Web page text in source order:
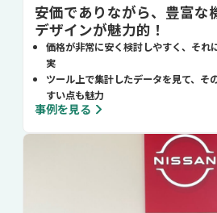
安価でありながら、豊富な
デザインが魅力的！
価格が非常に安く検討しやすく、それ
実
ツール上で集計したデータを見て、そ
すい点も魅力
事例を見る